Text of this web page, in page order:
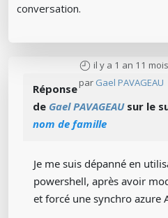
conversation.
il y a 1 an 11 mois
par Gael PAVAGEAU
Réponse
de Gael PAVAGEAUsur le
nom de famille
Je me suis dépanné en
powershell, après avoir
et forcé une synchro azure